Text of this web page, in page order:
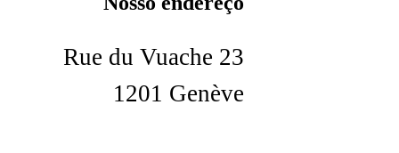
Rue du Vuache 23
1201 Genève